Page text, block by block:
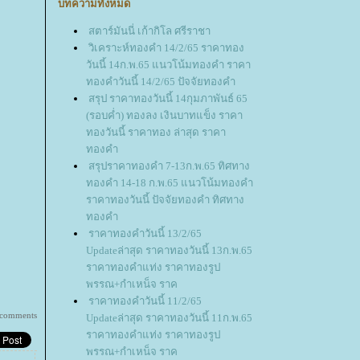
บทความทั้งหมด
สตาร์มันนี่ เก้ากิโล ศรีราชา
วิเคราะห์ทองคำ 14/2/65 ราคาทอง
วันนี้ 14ก.พ.65 แนวโน้มทองคำ ราคา
ทองคำวันนี้ 14/2/65 ปัจจัยทองคำ
สรุป ราคาทองวันนี้ 14กุมภาพันธ์ 65
(รอบค่ำ) ทองลง เงินบาทแข็ง ราคา
ทองวันนี้ ราคาทอง ล่าสุด ราคา
ทองคำ
สรุปราคาทองคำ 7-13ก.พ.65 ทิศทาง
ทองคำ 14-18 ก.พ.65 แนวโน้มทองคำ
ราคาทองวันนี้ ปัจจัยทองคำ ทิศทาง
ทองคำ
ราคาทองคำวันนี้ 13/2/65
Updateล่าสุด ราคาทองวันนี้ 13ก.พ.65
ราคาทองคำแท่ง ราคาทองรูป
พรรณ+กำเหน็จ ราค
ราคาทองคำวันนี้ 11/2/65
Updateล่าสุด ราคาทองวันนี้ 11ก.พ.65
ราคาทองคำแท่ง ราคาทองรูป
พรรณ+กำเหน็จ ราค